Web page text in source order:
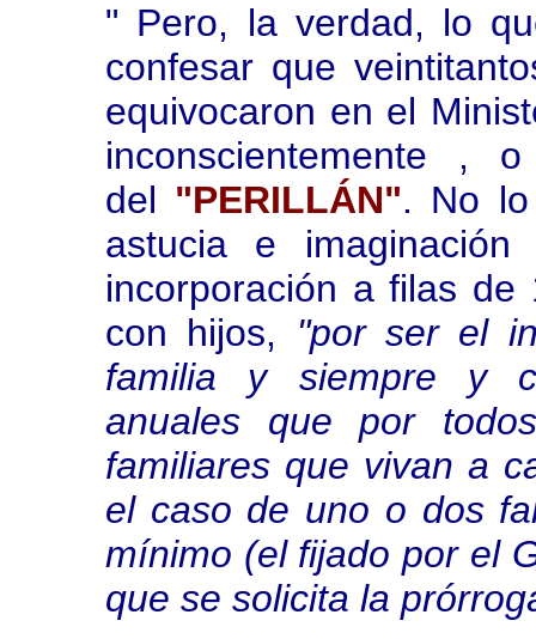
" Pero, la verdad, lo
confesar que
equivocaron en el
inconscientemente , o
del "PERILLÁN". No
astucia e
incorporación a filas de
con hijos,
"por ser el
familia y siempre y
anuales que por
familiares que vivan a
el caso de uno o dos
mínimo (el fijado por el
que se solicita la